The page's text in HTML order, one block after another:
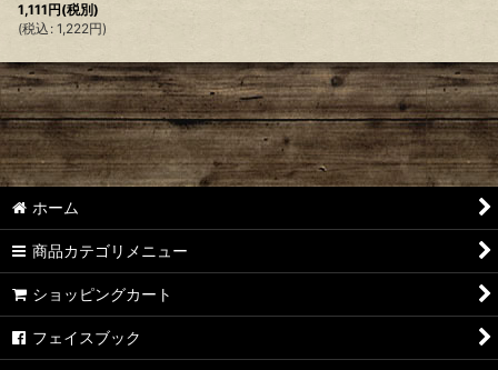
1,111円(税別)
(税込 : 1,222円)
ホーム
商品カテゴリメニュー
ショッピングカート
フェイスブック